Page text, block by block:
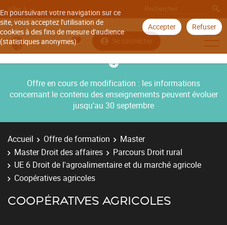
En poursuivant votre navigation sur ce
site, vous acceptez l'utilisation de
cookies à des fins de mesure d'audience
(statistiques anonymes).
Accepter Refuser
Aller à
Se connecter
Offre en cours de modification : les informations
concernant le contenu des enseignements peuvent évoluer
jusqu’au 30 septembre
Accueil Offre de formation
Master
Master Droit des affaires
Parcours Droit rural
UE 6 Droit de l'agroalimentaire et du marché agricole
Coopératives agricoles
COOPÉRATIVES AGRICOLES